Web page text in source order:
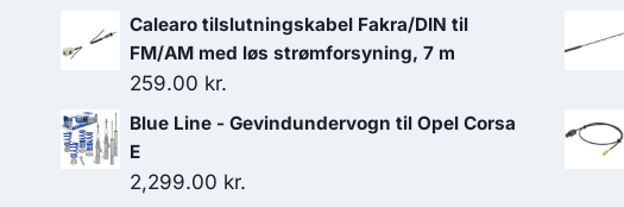
oprindelige
pris
var:
69.95 kr..
aktuelle
pris
45.00 kr..
Calearo tilslutningskabel Fakra/DIN til
FM/AM med løs strømforsyning, 7 m
259.00 kr.
Blue Line - Gevindundervogn til Opel Corsa
E
2,299.00 kr.